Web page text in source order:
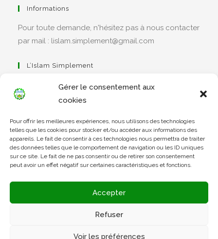
Gérer le consentement aux
cookies
Pour offrir les meilleures expériences, nous utilisons des technologies
telles que les cookies pour stocker et/ou accéder aux informations des
appareils. Le fait de consentir à ces technologies nous permettra de traiter
des données telles que le comportement de navigation ou les ID uniques
sur ce site. Le fait de ne pas consentir ou de retirer son consentement
peut avoir un effet négatif sur certaines caractéristiques et fonctions.
Accepter
Refuser
Voir les préférences
Informations
Pour toute demande, n'hésitez pas à nous contacter
par mail : lislam.simplement@gmail.com
L’Islam Simplement
Apprendre Le Coran Simplement